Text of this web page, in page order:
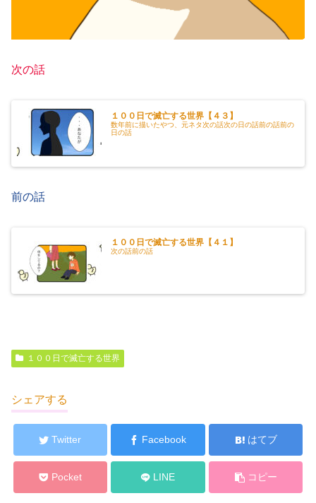
次の話
１００日で滅亡する世界【４３】
数年前に描いたやつ、元ネタ次の話次の日の話前の話前の
日の話
前の話
１００日で滅亡する世界【４１】
次の話前の話
１００日で滅亡する世界
シェアする
Twitter Facebook はてブ
Pocket LINE コピー